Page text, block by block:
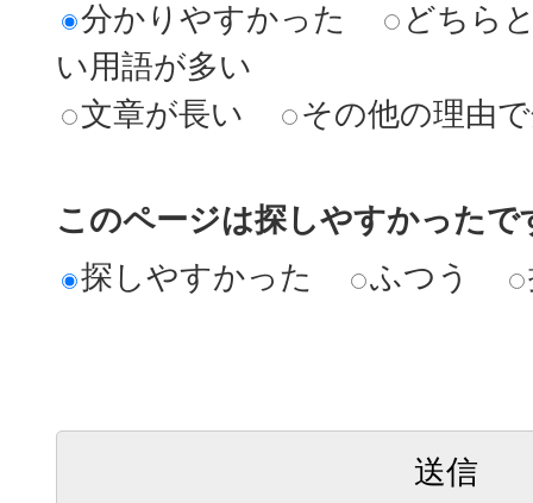
分かりやすかった
どちら
い用語が多い
文章が長い
その他の理由
このページは探しやすかったで
探しやすかった
ふつう